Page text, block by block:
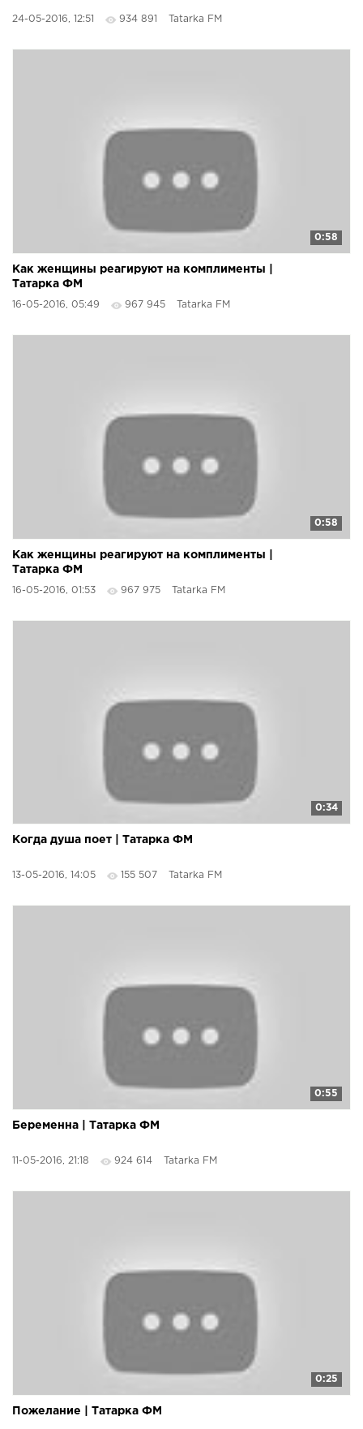
24-05-2016, 12:51 934 891 Tatarka FM
0:58
Как женщины реагируют на комплименты |
Татарка ФМ
16-05-2016, 05:49 967 945 Tatarka FM
0:58
Как женщины реагируют на комплименты |
Татарка ФМ
16-05-2016, 01:53 967 975 Tatarka FM
0:34
Когда душа поет | Татарка ФМ
13-05-2016, 14:05 155 507 Tatarka FM
0:55
Беременна | Татарка ФМ
11-05-2016, 21:18 924 614 Tatarka FM
0:25
Пожелание | Татарка ФМ